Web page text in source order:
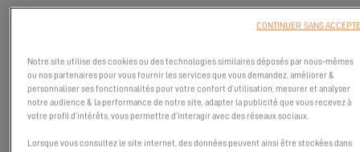
Notre site utilise des cookies ou des technologies similaires déposés par nous-mêmes
ou nos partenaires pour vous fournir les services que vous demandez, améliorer &
personnaliser ses fonctionnalités pour votre confort d’utilisation, mesurer et analyser
notre audience & la performance de notre site, adapter la publicité que vous recevez à
votre profil d’intérêts, vous permettre d’interagir avec des réseaux sociaux.
Lorsque vous consultez le site internet, des données peuvent ainsi être stockées dans
CONTINUER SANS